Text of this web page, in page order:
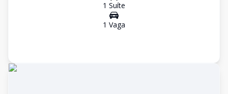
1 Suíte
1 Vaga